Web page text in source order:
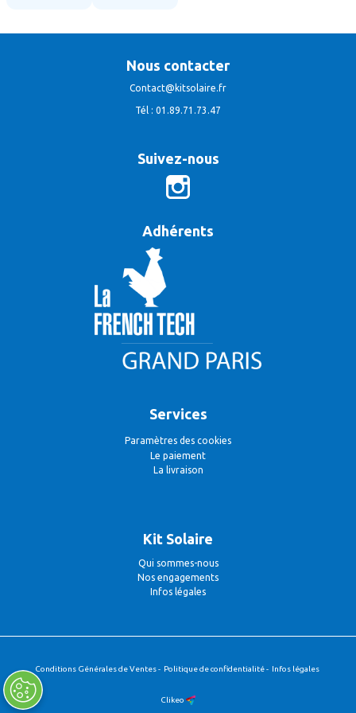
Nous contacter
Contact@kitsolaire.fr
Tél : 01.89.71.73.47
Suivez-nous
Adhérents
Services
Paramètres des cookies
Le paiement
La livraison
Kit Solaire
Qui sommes-nous
Nos engagements
Infos légales
Conditions Générales de Ventes- Politique de confidentialité- Infos légales
Clikeo